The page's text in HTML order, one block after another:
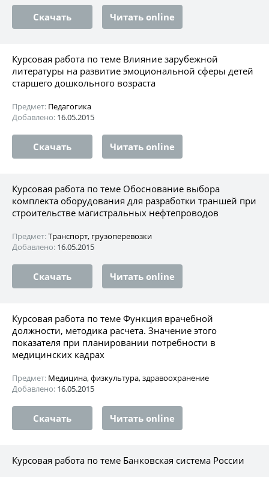
Скачать Читать online
Курсовая работа по теме Влияние зарубежной
литературы на развитие эмоциональной сферы детей
старшего дошкольного возраста
Предмет: Педагогика
Добавлено: 16.05.2015
Скачать Читать online
Курсовая работа по теме Обоснование выбора
комплекта оборудования для разработки траншей при
строительстве магистральных нефтепроводов
Предмет:Транспорт, грузоперевозки
Добавлено: 16.05.2015
Скачать Читать online
Курсовая работа по теме Функция врачебной
должности, методика расчета. Значение этого
показателя при планировании потребности в
медицинских кадрах
Предмет: Медицина, физкультура, здравоохранение
Добавлено: 16.05.2015
Скачать Читать online
Курсовая работа по теме Банковская система России